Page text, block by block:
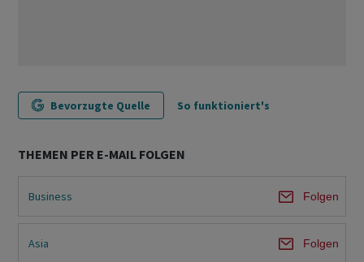
Bevorzugte Quelle So funktioniert's
THEMEN PER E-MAIL FOLGEN
Business Folgen
Asia Folgen